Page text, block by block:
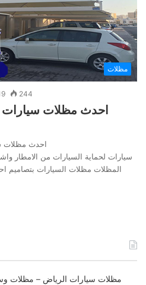
مظلات
244
احدث مظلات
احدث مظلات
سيارات لحماية السيارات من الامطار
المظلات مظلات السيارات
مظلات سيارات الرياض – مظلات